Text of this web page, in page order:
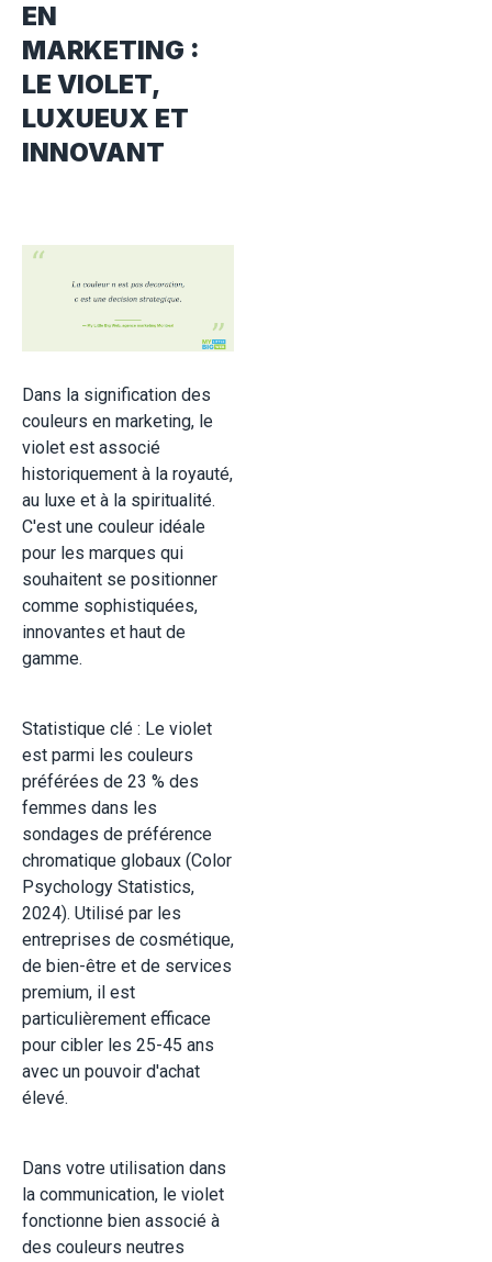
EN
MARKETING :
LE VIOLET,
LUXUEUX ET
INNOVANT
Dans la signification des
couleurs en marketing, le
violet est associé
historiquement à la royauté,
au luxe et à la spiritualité.
C'est une couleur idéale
pour les marques qui
souhaitent se positionner
comme sophistiquées,
innovantes et haut de
gamme.
Statistique clé : Le violet
est parmi les couleurs
préférées de 23 % des
femmes dans les
sondages de préférence
chromatique globaux (Color
Psychology Statistics,
2024). Utilisé par les
entreprises de cosmétique,
de bien-être et de services
premium, il est
particulièrement efficace
pour cibler les 25-45 ans
avec un pouvoir d'achat
élevé.
Dans votre utilisation dans
la communication, le violet
fonctionne bien associé à
des couleurs neutres